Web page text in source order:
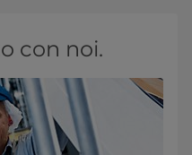
con noi.